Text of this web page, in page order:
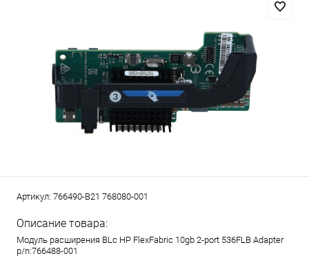
Артикул: 766490-B21 768080-001
Описание товара:
Модуль расширения BLc HP FlexFabric 10gb 2-port 536FLB Adapter
p/n:766488-001